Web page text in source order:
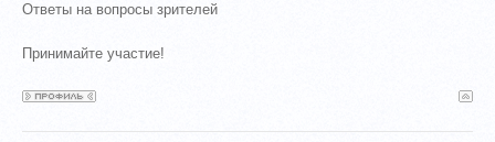
Ответы на вопросы зрителей
Принимайте участие!